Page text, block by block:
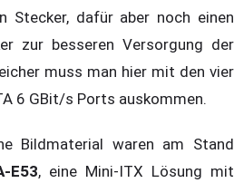
Stecker, dafür aber noch einen
zur besseren Versorgung der
muss man hier mit den vier
6 GBit/s Ports auskommen.
Bildmaterial waren am Stand
E53, eine Mini-ITX Lösung mit